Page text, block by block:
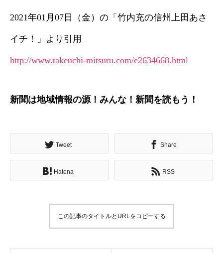
2021年01月07日（金）の「竹内充の信州上田あさ
イチ！」より引用
http://www.takeuchi-mitsuru.com/e2634668.html
新聞は地域情報の源！みんな！新聞を読もう！
Tweet Share
Hatena RSS
この記事のタイトルとURLをコピーする